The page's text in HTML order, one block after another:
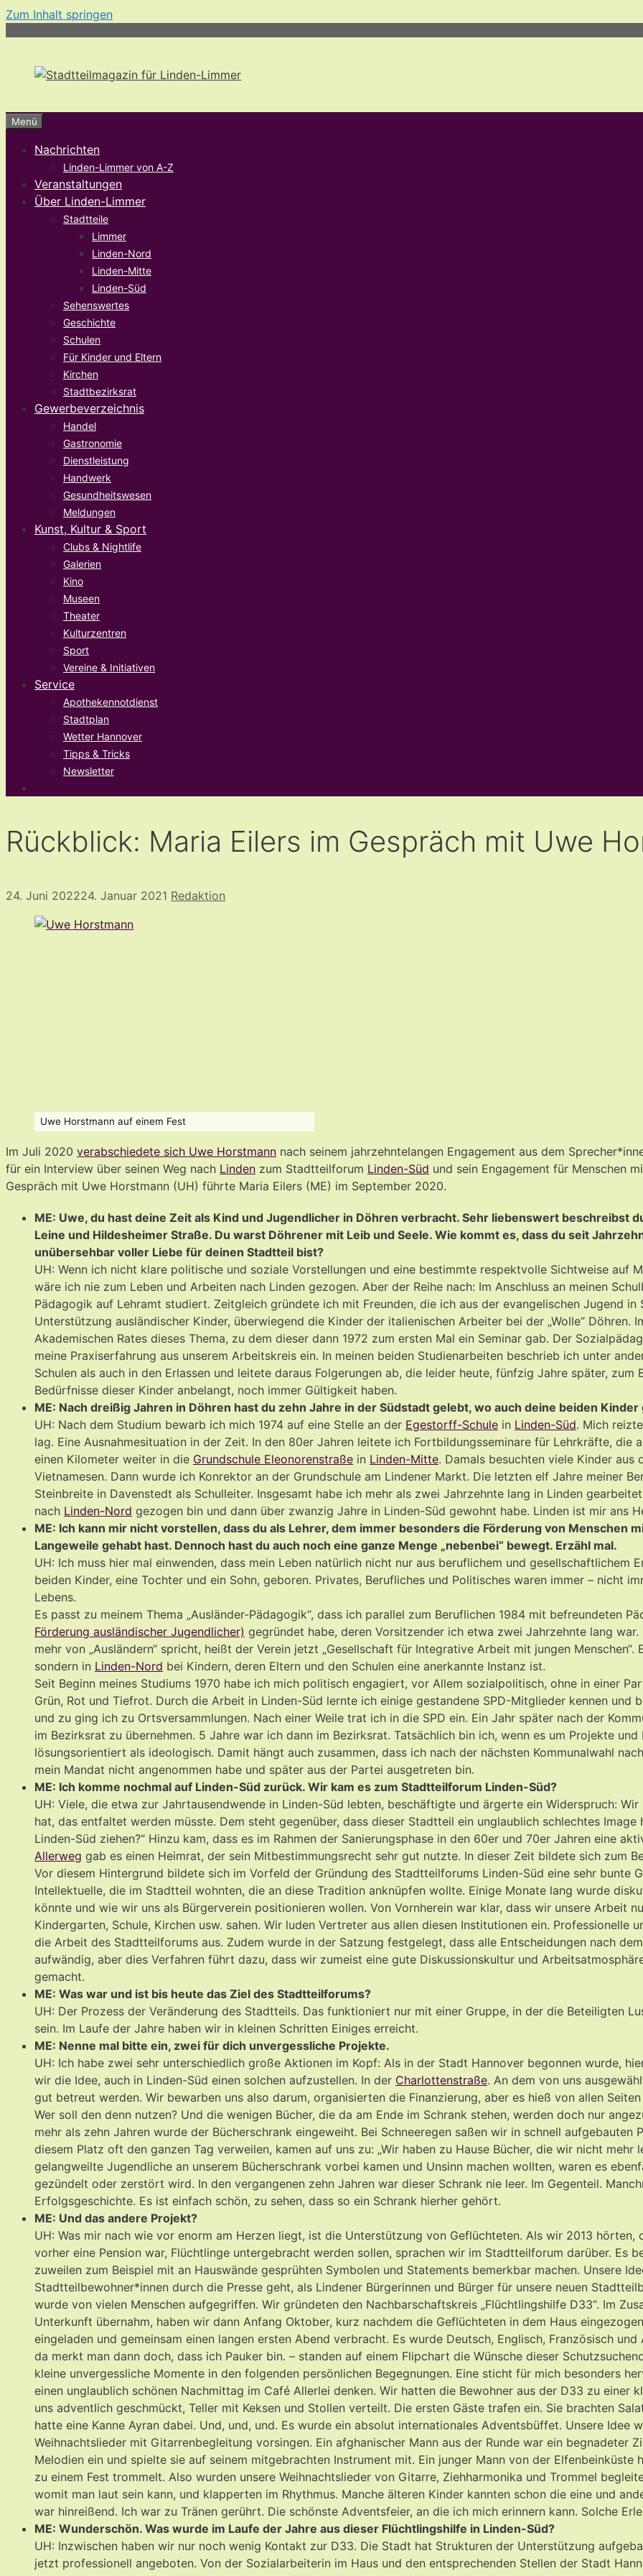
Zum Inhalt springen
Menü
Nachrichten
Linden-Limmer von A-Z
Veranstaltungen
Über Linden-Limmer
Stadtteile
Limmer
Linden-Nord
Linden-Mitte
Linden-Süd
Sehenswertes
Geschichte
Schulen
Für Kinder und Eltern
Kirchen
Stadtbezirksrat
Gewerbeverzeichnis
Handel
Gastronomie
Dienstleistung
Handwerk
Gesundheitswesen
Meldungen
Kunst, Kultur & Sport
Clubs & Nightlife
Galerien
Kino
Museen
Theater
Kulturzentren
Sport
Vereine & Initiativen
Service
Apothekennotdienst
Stadtplan
Wetter Hannover
Tipps & Tricks
Newsletter
Rückblick: Maria Eilers im Gespräch mit Uwe
24. Juni 202224. Januar 2021 Redaktion
Uwe Horstmann auf einem Fest
Im Juli 2020 verabschiedete sich Uwe Horstmann nach seinem jahrzehntelangen Engagement aus dem
für ein Interview über seinen Weg nach Linden zum Stadtteilforum Linden-Süd und sein Engagement für Menschen
Gespräch mit Uwe Horstmann (UH) führte Maria Eilers (ME) im September 2020.
ME: Uwe, du hast deine Zeit als Kind und Jugendlicher in Döhren verbracht. Sehr liebenswert beschreibst
Leine und Hildesheimer Straße. Du warst Döhrener mit Leib und Seele. Wie kommt es, dass du seit
unübersehbar voller Liebe für deinen Stadtteil bist?
UH: Wenn ich nicht klare politische und soziale Vorstellungen und eine bestimmte respektvolle Sichtweise auf
wäre ich nie zum Leben und Arbeiten nach Linden gezogen. Aber der Reihe nach: Im Anschluss an meinen
Pädagogik auf Lehramt studiert. Zeitgleich gründete ich mit Freunden, die ich aus der evangelischen Jugend
Unterstützung ausländischer Kinder, überwiegend die Kinder der italienischen Arbeiter bei der „Wolle“
Akademischen Rates dieses Thema, zu dem dieser dann 1972 zum ersten Mal ein Seminar gab. Der
meine Praxiserfahrung aus unserem Arbeitskreis ein. In meinen beiden Studienarbeiten beschrieb ich unter
Schulen als auch in den Erlassen und leitete daraus Folgerungen ab, die leider heute, fünfzig Jahre später,
Bedürfnisse dieser Kinder anbelangt, noch immer Gültigkeit haben.
ME: Nach dreißig Jahren in Döhren hast du zehn Jahre in der Südstadt gelebt, wo auch deine beiden
UH: Nach dem Studium bewarb ich mich 1974 auf eine Stelle an der Egestorff-Schule in Linden-Süd. Mich
lag. Eine Ausnahmesituation in der Zeit. In den 80er Jahren leitete ich Fortbildungsseminare für Lehrkräfte,
einen Kilometer weiter in die Grundschule Eleonorenstraße in Linden-Mitte. Damals besuchten viele Kinder aus
Vietnamesen. Dann wurde ich Konrektor an der Grundschule am Lindener Markt. Die letzten elf Jahre meiner
Steinbreite in Davenstedt als Schulleiter. Insgesamt habe ich mehr als zwei Jahrzehnte lang in Linden
nach Linden-Nord gezogen bin und dann über zwanzig Jahre in Linden-Süd gewohnt habe. Linden ist mir ans
ME: Ich kann mir nicht vorstellen, dass du als Lehrer, dem immer besonders die Förderung von Menschen
Langeweile gehabt hast. Dennoch hast du auch noch eine ganze Menge „nebenbei“ bewegt. Erzähl mal.
UH: Ich muss hier mal einwenden, dass mein Leben natürlich nicht nur aus beruflichem und gesellschaftlichem
beiden Kinder, eine Tochter und ein Sohn, geboren. Privates, Berufliches und Politisches waren immer – nicht
Lebens.
Es passt zu meinem Thema „Ausländer-Pädagogik“, dass ich parallel zum Beruflichen 1984 mit befreundeten
Förderung ausländischer Jugendlicher) gegründet habe, deren Vorsitzender ich etwa zwei Jahrzehnte lang
mehr von „Ausländern“ spricht, heißt der Verein jetzt „Gesellschaft für Integrative Arbeit mit jungen
sondern in Linden-Nord bei Kindern, deren Eltern und den Schulen eine anerkannte Instanz ist.
Seit Beginn meines Studiums 1970 habe ich mich politisch engagiert, vor Allem sozialpolitisch, ohne in einer
Grün, Rot und Tiefrot. Durch die Arbeit in Linden-Süd lernte ich einige gestandene SPD-Mitglieder kennen
und zu ging ich zu Ortsversammlungen. Nach einer Weile trat ich in die SPD ein. Ein Jahr später nach der
im Bezirksrat zu übernehmen. 5 Jahre war ich dann im Bezirksrat. Tatsächlich bin ich, wenn es um Projekte
lösungsorientiert als ideologisch. Damit hängt auch zusammen, dass ich nach der nächsten Kommunalwahl
mein Mandat nicht angenommen habe und später aus der Partei ausgetreten bin.
ME: Ich komme nochmal auf Linden-Süd zurück. Wir kam es zum Stadtteilforum Linden-Süd?
UH: Viele, die etwa zur Jahrtausendwende in Linden-Süd lebten, beschäftigte und ärgerte ein Widerspruch:
hat, das entfaltet werden müsste. Dem steht gegenüber, dass dieser Stadtteil ein unglaublich schlechtes Image
Linden-Süd ziehen?“ Hinzu kam, dass es im Rahmen der Sanierungsphase in den 60er und 70er Jahren eine
Allerweg gab es einen Heimrat, der sein Mitbestimmungsrecht sehr gut nutzte. In dieser Zeit bildete sich zum
Vor diesem Hintergrund bildete sich im Vorfeld der Gründung des Stadtteilforums Linden-Süd eine sehr bunte
Intellektuelle, die im Stadtteil wohnten, die an diese Tradition anknüpfen wollte. Einige Monate lang wurde
könnte und wie wir uns als Bürgerverein positionieren wollen. Von Vornherein war klar, dass wir unsere Arbeit
Kindergarten, Schule, Kirchen usw. sahen. Wir luden Vertreter aus allen diesen Institutionen ein. Professionelle
die Arbeit des Stadtteilforums aus. Zudem wurde in der Satzung festgelegt, dass alle Entscheidungen nach
aufwändig, aber dies Verfahren führt dazu, dass wir zumeist eine gute Diskussionskultur und
gemacht.
ME: Was war und ist bis heute das Ziel des Stadtteilforums?
UH: Der Prozess der Veränderung des Stadtteils. Das funktioniert nur mit einer Gruppe, in der die Beteiligten
sein. Im Laufe der Jahre haben wir in kleinen Schritten Einiges erreicht.
ME: Nenne mal bitte ein, zwei für dich unvergessliche Projekte.
UH: Ich habe zwei sehr unterschiedlich große Aktionen im Kopf: Als in der Stadt Hannover begonnen wurde,
wir die Idee, auch in Linden-Süd einen solchen aufzustellen. In der Charlottenstraße. An dem von uns
gut betreut werden. Wir bewarben uns also darum, organisierten die Finanzierung, aber es hieß von allen
Wer soll den denn nutzen? Und die wenigen Bücher, die da am Ende im Schrank stehen, werden doch nur
mehr als zehn Jahren wurde der Bücherschrank eingeweiht. Bei Schneeregen saßen wir in schnell aufgebauten
diesem Platz oft den ganzen Tag verweilen, kamen auf uns zu: „Wir haben zu Hause Bücher, die wir nicht mehr
gelangweilte Jugendliche an unserem Bücherschrank vorbei kamen und Unsinn machen wollten, waren es
gezündelt oder zerstört wird. In den vergangenen zehn Jahren war dieser Schrank nie leer. Im Gegenteil.
Erfolgsgeschichte. Es ist einfach schön, zu sehen, dass so ein Schrank hierher gehört.
ME: Und das andere Projekt?
UH: Was mir nach wie vor enorm am Herzen liegt, ist die Unterstützung von Geflüchteten. Als wir 2013 hörten,
vorher eine Pension war, Flüchtlinge untergebracht werden sollen, sprachen wir im Stadtteilforum darüber. Es
zuweilen zum Beispiel mit an Hauswände gesprühten Symbolen und Statements bemerkbar machen. Unsere
Stadtteilbewohner*innen durch die Presse geht, als Lindener Bürgerinnen und Bürger für unsere neuen
wurde von vielen Menschen aufgegriffen. Wir gründeten den Nachbarschaftskreis „Flüchtlingshilfe D33“. Im
Unterkunft übernahm, haben wir dann Anfang Oktober, kurz nachdem die Geflüchteten in dem Haus
eingeladen und gemeinsam einen langen ersten Abend verbracht. Es wurde Deutsch, Englisch, Französisch
da merkt man dann doch, dass ich Pauker bin. – standen auf einem Flipchart die Wünsche dieser
kleine unvergessliche Momente in den folgenden persönlichen Begegnungen. Eine sticht für mich besonders
einen unglaublich schönen Nachmittag im Café Allerlei denken. Wir hatten die Bewohner aus der D33 zu einer
uns adventlich geschmückt, Teller mit Keksen und Stollen verteilt. Die ersten Gäste trafen ein. Sie brachten
hatte eine Kanne Ayran dabei. Und, und, und. Es wurde ein absolut internationales Adventsbüffet. Unsere Idee
Weihnachtslieder mit Gitarrenbegleitung vorsingen. Ein afghanischer Mann aus der Runde war ein begnadeter
Melodien ein und spielte sie auf seinem mitgebrachten Instrument mit. Ein junger Mann von der Elfenbeinküste
zu einem Fest trommelt. Also wurden unsere Weihnachtslieder von Gitarre, Ziehharmonika und Trommel
womit man laut sein kann, und klapperten im Rhythmus. Manche älteren Kinder kannten schon die eine und
war hinreißend. Ich war zu Tränen gerührt. Die schönste Adventsfeier, an die ich mich erinnern kann. Solche
ME: Wunderschön. Was wurde im Laufe der Jahre aus dieser Flüchtlingshilfe in Linden-Süd?
UH: Inzwischen haben wir nur noch wenig Kontakt zur D33. Die Stadt hat Strukturen der Unterstützung
jetzt professionell angeboten. Von der Sozialarbeiterin im Haus und den entsprechenden Stellen der Stadt